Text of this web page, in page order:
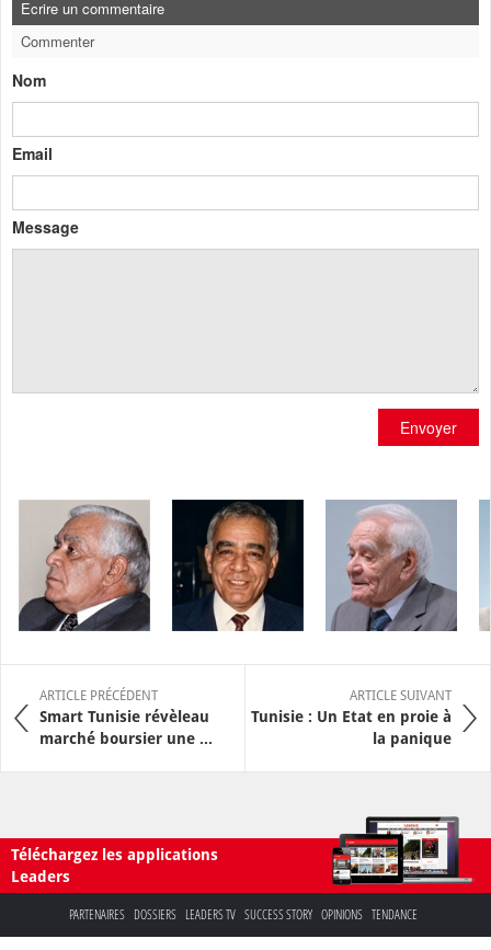
Ecrire un commentaire
Commenter
Nom
Email
Message
Envoyer
ARTICLE PRÉCÉDENT
Smart Tunisie révèleau
marché boursier une ...
ARTICLE SUIVANT
Tunisie : Un Etat en proie à
la panique
Téléchargez les applications
Leaders
PARTENAIRES DOSSIERS LEADERS TV SUCCESS STORY OPINIONS TENDANCE